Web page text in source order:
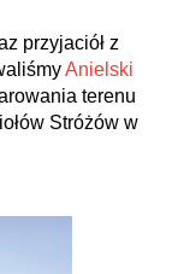
przyjaciół z
Anielski
terenu
Stróżów w